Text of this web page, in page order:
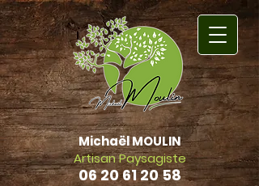
Michaël MOULIN
Artisan Paysagiste
06 20 61 20 58